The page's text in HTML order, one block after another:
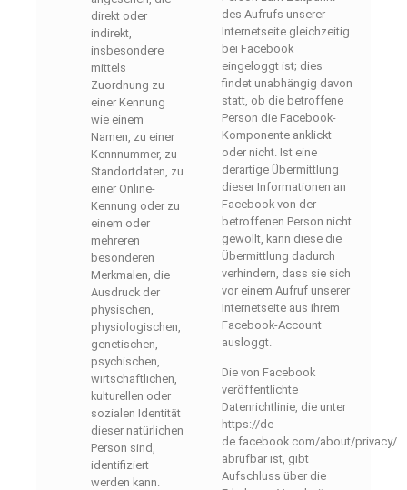
direkt oder
indirekt,
insbesondere
mittels
Zuordnung zu
einer Kennung
wie einem
Namen, zu einer
Kennnummer, zu
Standortdaten, zu
einer Online-
Kennung oder zu
einem oder
mehreren
besonderen
Merkmalen, die
Ausdruck der
physischen,
physiologischen,
genetischen,
psychischen,
wirtschaftlichen,
kulturellen oder
sozialen Identität
dieser natürlichen
Person sind,
identifiziert
werden kann.
des Aufrufs unserer
Internetseite gleichzeitig
bei Facebook
eingeloggt ist; dies
findet unabhängig davon
statt, ob die betroffene
Person die Facebook-
Komponente anklickt
oder nicht. Ist eine
derartige Übermittlung
dieser Informationen an
Facebook von der
betroffenen Person nicht
gewollt, kann diese die
Übermittlung dadurch
verhindern, dass sie sich
vor einem Aufruf unserer
Internetseite aus ihrem
Facebook-Account
ausloggt.
Die von Facebook
veröffentlichte
Datenrichtlinie, die unter
https://de-
de.facebook.com/about/privacy/
abrufbar ist, gibt
Aufschluss über die